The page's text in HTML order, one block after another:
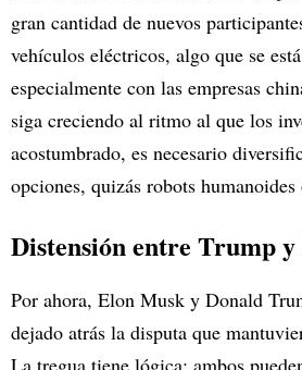
gran cantidad de nuevos
vehículos eléctricos, algo que se
especialmente con las empresas
siga creciendo al ritmo al que los
acostumbrado, es necesario
opciones, quizás robots
Distensión entre Trump
Por ahora, Elon Musk y Donald
dejado atrás la disputa que
La tregua tiene lógica: ambos